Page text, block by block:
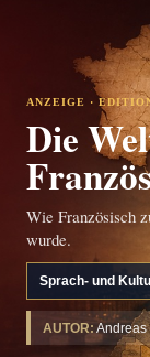
ANZEIGE ·
Die
Wie Französisch
wurde.
Sprach- und
AUTOR: Andreas